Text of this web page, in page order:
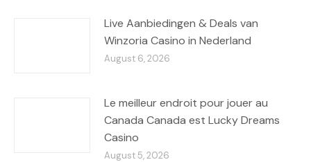
Live Aanbiedingen & Deals van
Winzoria Casino in Nederland
August 6, 2026
Le meilleur endroit pour jouer au
Canada Canada est Lucky Dreams
Casino
August 5, 2026